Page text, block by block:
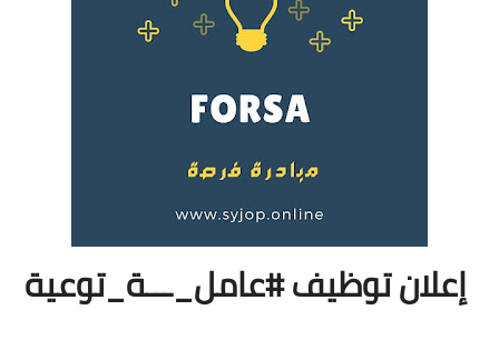
إعلان توظيف #عامل_ـــة_توعية